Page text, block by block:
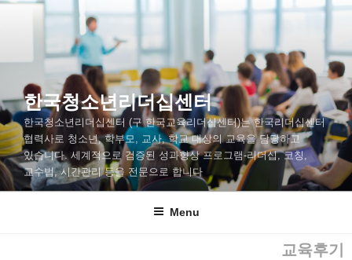
한국청소년리더십센터
한국청소년리더십센터 (구 한국교육리더십센터)는 한국리더십센터
협력사로 청소년, 학부모, 교사, 학교 대상의 교육을 담당하고
있습니다. 세계적으로 검증된 성과향상 프로그램-리더십, 코칭,
교수법, 시간관리 등을 전문으로 합니다
Menu
교육후기